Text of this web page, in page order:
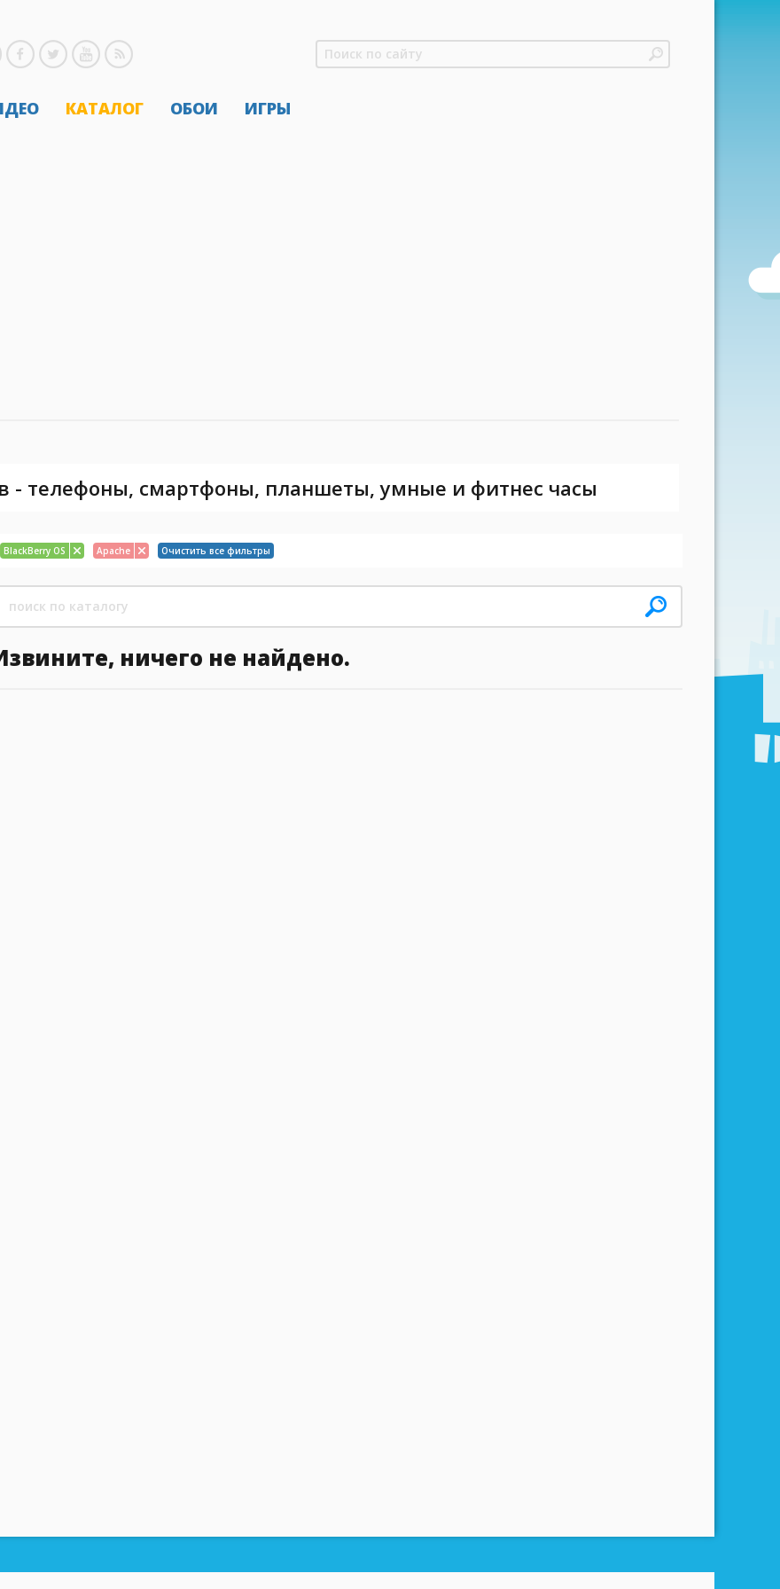
КАТАЛОГ ОБОИ ИГРЫ
- телефоны, смартфоны, планшеты, умные и фитнес часы
BlackBerry OS Apache Очистить все фильтры
ничего не найдено.